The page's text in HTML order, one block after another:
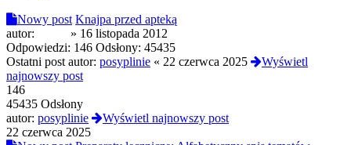
Nowy post Knajpa przed apteką
autor:
» 16 listopada 2012
Odpowiedzi: 146 Odsłony: 45435
Ostatni post autor: posyplinie « 22 czerwca 2025
Wyświetl
najnowszy post
146
45435 Odsłony
autor: posyplinie
Wyświetl najnowszy post
22 czerwca 2025